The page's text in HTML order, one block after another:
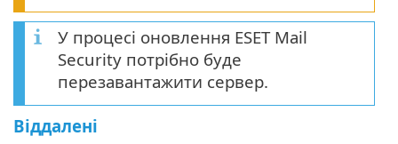
У процесі оновлення ESET Mail
Security потрібно буде
перезавантажити сервер.
Віддалені